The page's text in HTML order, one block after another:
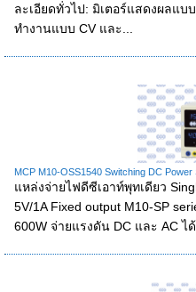
ละเอียดทั่วไป: มิเตอร์แสดงผลแ
ทำงานแบบ CV และ...
MCP M10-OSS1540 Switching DC Power
แหล่งจ่ายไฟดีซีเอาท์พุทเดียว
5V/1A Fixed output M10-SP
600W จ่ายแรงดัน DC และ AC ไ